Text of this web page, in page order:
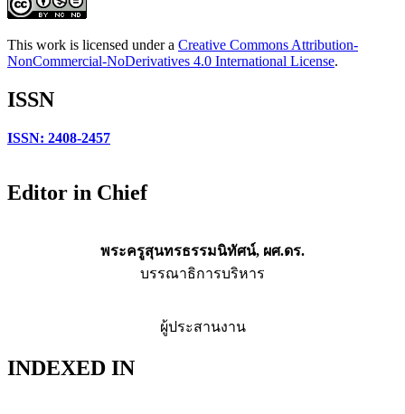
This work is licensed under a Creative Commons Attribution-
NonCommercial-NoDerivatives 4.0 International License.
ISSN
ISSN: 2408-2457
Editor in Chief
พระครูสุนทรธรรมนิทัศน์, ผศ.ดร.
บรรณาธิการบริหาร
ผู้ประสานงาน
INDEXED IN